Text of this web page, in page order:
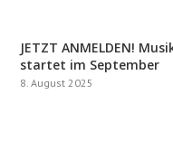
JETZT ANMELDEN!
startet im September
8. August 2025